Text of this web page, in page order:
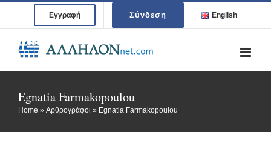
content
Εγγραφή Σύνδεση English
Egnatia Farmakopoulou
Home » Αρθρογράφοι » Egnatia Farmakopoulou